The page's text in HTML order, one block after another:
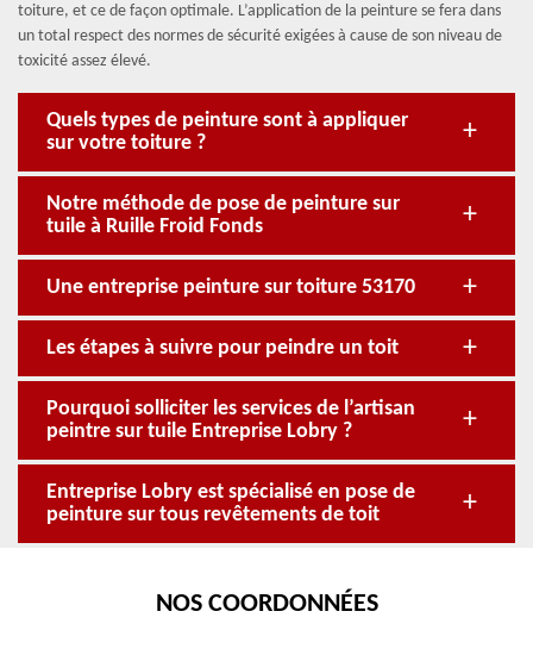
toiture, et ce de façon optimale. L’application de la peinture se fera dans
un total respect des normes de sécurité exigées à cause de son niveau de
toxicité assez élevé.
Quels types de peinture sont à appliquer
sur votre toiture ?
Notre méthode de pose de peinture sur
tuile à Ruille Froid Fonds
Une entreprise peinture sur toiture 53170
Les étapes à suivre pour peindre un toit
Pourquoi solliciter les services de l’artisan
peintre sur tuile Entreprise Lobry ?
Entreprise Lobry est spécialisé en pose de
peinture sur tous revêtements de toit
NOS COORDONNÉES